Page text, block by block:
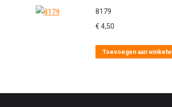
8179
€ 4,50
Toevoegen aan